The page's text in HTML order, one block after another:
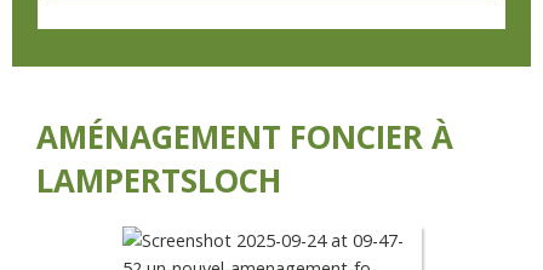
AMÉNAGEMENT FONCIER À
LAMPERTSLOCH